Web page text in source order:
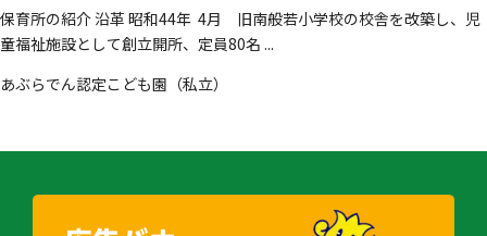
保育所の紹介 沿革 昭和44年 4月 旧南般若小学校の校舎を改築し、児
童福祉施設として創立開所、定員80名 ...
あぶらでん認定こども園（私立）